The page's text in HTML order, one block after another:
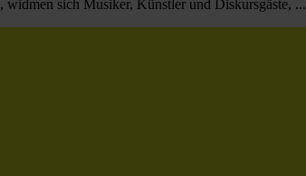
sich Musiker, Künstler und Diskursgäste, ...